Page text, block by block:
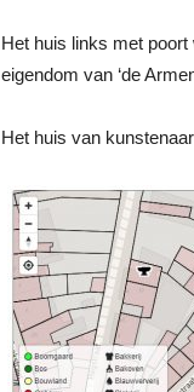
Het huis links met
eigendom van ‘de
Het huis van